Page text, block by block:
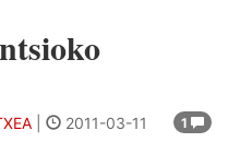
1
2011-03-11